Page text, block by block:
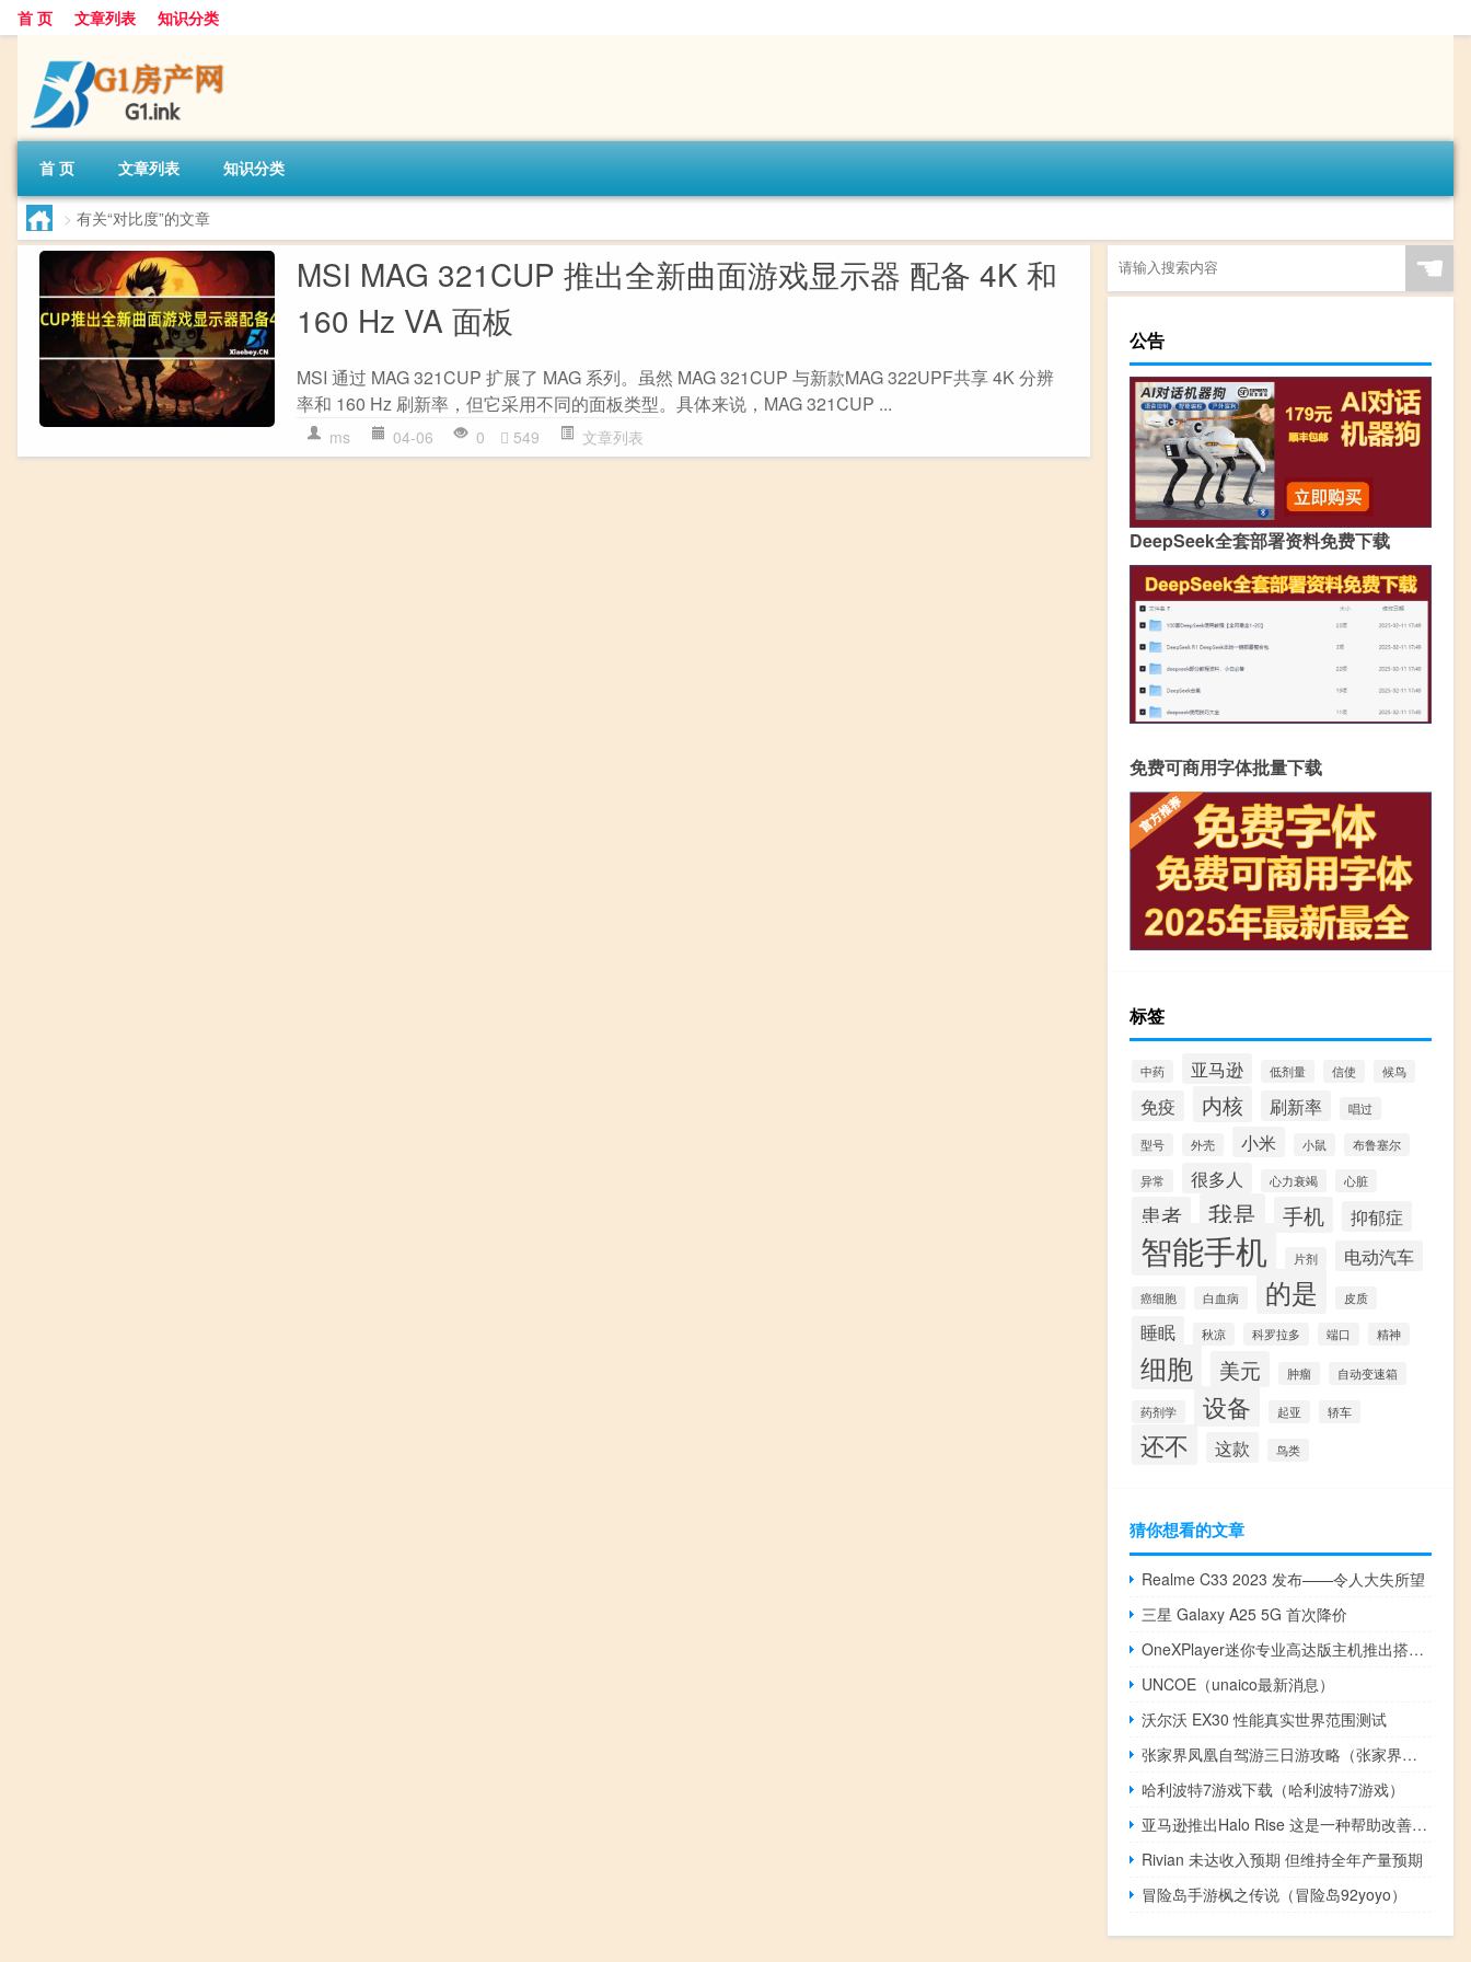
首 页 文章列表 知识分类
首 页 文章列表 知识分类
> 有关“对比度”的文章
MSI MAG 321CUP 推出全新曲面游戏显示器 配备 4K 和
160 Hz VA 面板
MSI 通过 MAG 321CUP 扩展了 MAG 系列。虽然 MAG 321CUP 与新款MAG 322UPF共享 4K 分辨
率和 160 Hz 刷新率，但它采用不同的面板类型。具体来说，MAG 321CUP ...
ms 04-06 0 549 文章列表
☚
公告
DeepSeek全套部署资料免费下载
免费可商用字体批量下载
标签
中药 亚马逊 低剂量 信使 候鸟
免疫 内核 刷新率 唱过
型号 外壳 小米 小鼠 布鲁塞尔
异常 很多人 心力衰竭 心脏
患者 我是 手机 抑郁症
智能手机 片剂 电动汽车
癌细胞 白血病 的是 皮质
睡眠 秋凉 科罗拉多 端口 精神
细胞 美元 肿瘤 自动变速箱
药剂学 设备 起亚 轿车
还不 这款 鸟类
猜你想看的文章
Realme C33 2023 发布——令人大失所望
三星 Galaxy A25 5G 首次降价
OneXPlayer迷你专业高达版主机推出搭载锐龙7 6800U芯片组
UNCOE（unaico最新消息）
沃尔沃 EX30 性能真实世界范围测试
张家界凤凰自驾游三日游攻略（张家界凤凰四日游）
哈利波特7游戏下载（哈利波特7游戏）
亚马逊推出Halo Rise 这是一种帮助改善睡眠的组合设备
Rivian 未达收入预期 但维持全年产量预期
冒险岛手游枫之传说（冒险岛92yoyo）